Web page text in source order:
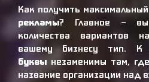
Как получить
рекламы? Главное –
количества вариантов
вашему бизнесу тип. К
буквы незаменимы там,
название организации над